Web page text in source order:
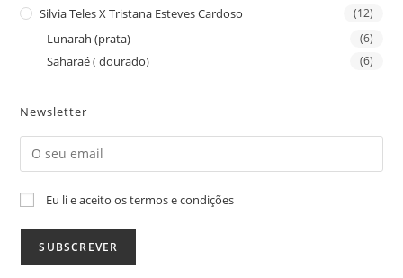
Silvia Teles X Tristana Esteves Cardoso (12)
Lunarah (prata) (6)
Saharaé ( dourado) (6)
Newsletter
Eu li e aceito os termos e condições